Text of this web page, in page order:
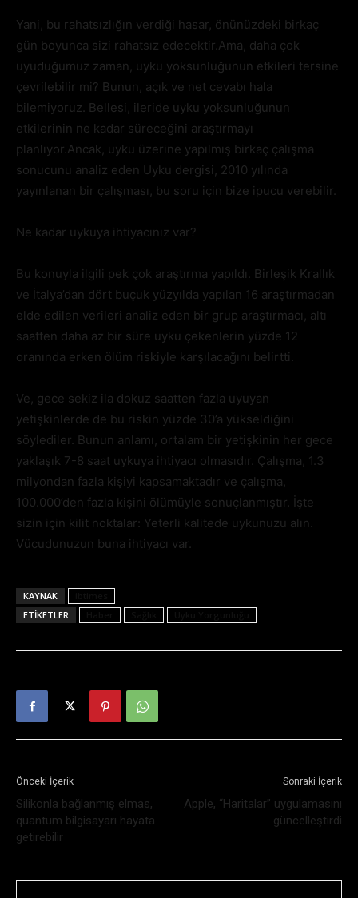
Yani, bu rahatsızlığın verdiği hasar, önünüzdeki birkaç
gün boyunca sizi rahatsız edecektir.Ama, daha çok
uyuduğumuz zaman, uyku yoksunluğunun etkileri tersine
çevrilebilir mi? Bunun, açık ve net cevabı hala
bilemiyoruz. Bellesi, ileride uyku yoksunluğunun
etkilerinin ne kadar süreceğini araştırmayı
planlıyor.Ancak, uyku üzerine yapılmış birkaç çalışma
sonucunu analiz eden Uyku dergisi, 2010 yılında
yayınlanan bir çalışması, bu soru için bize ipucu verebilir.
Ne kadar uykuya ihtiyacınız var?
Bu konuyla ilgili pek çok araştırma yapıldı. Birleşik Krallık
ve İtalya’dan dört buçuk yüzyılda yapılan 16 araştırmadan
elde edilen verileri analiz eden bir grup araştırmacı, altı
saatten daha az bir süre uyku çekenlerin yüzde 12
oranında erken ölüm riskiyle karşılacağını belirtti.
Ve, gece sekiz ila dokuz saatten fazla uyuyan
yetişkinlerde de bu riskin yüzde 30’a yükseldiğini
söylediler. Bunun anlamı, ortalam bir yetişkinin her gece
yaklaşık 7-8 saat uykuya ihtiyacı olmasıdır. Çalışma, 1.3
milyondan fazla kişiyi kapsamaktadır ve çalışma,
100.000’den fazla kişini ölümüyle sonuçlanmıştır. İşte
sizin için kilit noktalar: Yeterli kalitede uykunuzu alın.
Vücudunuzun buna ihtiyacı var.
KAYNAK
ETIKETLER
Önceki İçerik
Silikonla bağlanmış elmas,
quantum bilgisayarı hayata
getirebilir
Sonraki İçerik
Apple, “Haritalar” uygulamasını
güncelleştirdi